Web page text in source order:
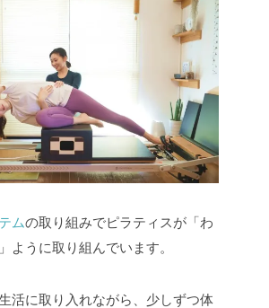
ムの取り組みでピラティスが「わ
ように取り組んでいます。
活に取り入れながら、少しずつ体